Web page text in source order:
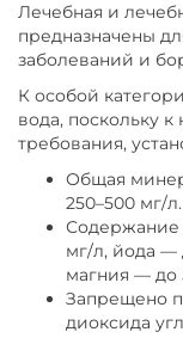
Лечебная и
предназначены
заболеваний и
К особой
вода, поскольку
требования,
Общая
250–500 мг/л.
Содержание
мг/л, йода —
магния — до
Запрещено
диоксида